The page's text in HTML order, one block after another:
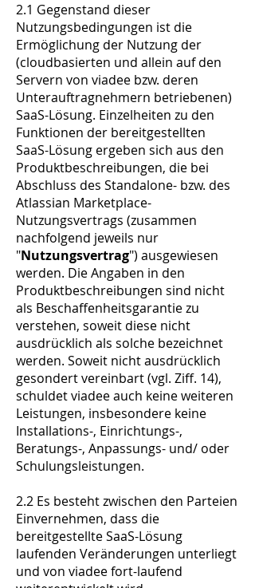
2.1 Gegenstand dieser
Nutzungsbedingungen ist die
Ermöglichung der Nutzung der
(cloudbasierten und allein auf den
Servern von viadee bzw. deren
Unterauftragnehmern betriebenen)
SaaS-Lösung. Einzelheiten zu den
Funktionen der bereitgestellten
SaaS-Lösung ergeben sich aus den
Produktbeschreibungen, die bei
Abschluss des Standalone- bzw. des
Atlassian Marketplace-
Nutzungsvertrags (zusammen
nachfolgend jeweils nur
"Nutzungsvertrag") ausgewiesen
werden. Die Angaben in den
Produktbeschreibungen sind nicht
als Beschaffenheitsgarantie zu
verstehen, soweit diese nicht
ausdrücklich als solche bezeichnet
werden. Soweit nicht ausdrücklich
gesondert vereinbart (vgl. Ziff. 14),
schuldet viadee auch keine weiteren
Leistungen, insbesondere keine
Installations-, Einrichtungs-,
Beratungs-, Anpassungs- und/ oder
Schulungsleistungen.
2.2 Es besteht zwischen den Parteien
Einvernehmen, dass die
bereitgestellte SaaS-Lösung
laufenden Veränderungen unterliegt
und von viadee fort-laufend